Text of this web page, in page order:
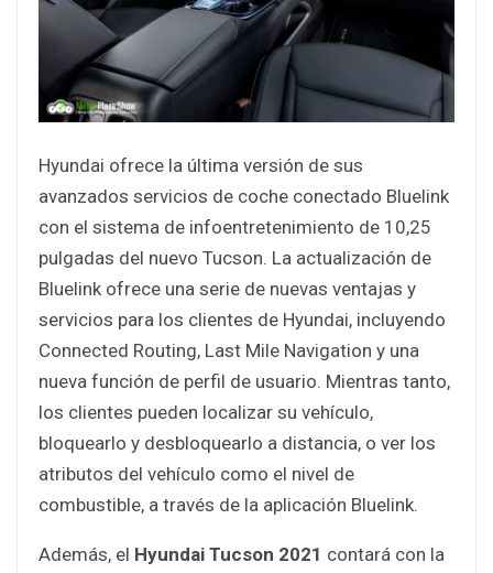
Hyundai ofrece la última versión de sus
avanzados servicios de coche conectado Bluelink
con el sistema de infoentretenimiento de 10,25
pulgadas del nuevo Tucson. La actualización de
Bluelink ofrece una serie de nuevas ventajas y
servicios para los clientes de Hyundai, incluyendo
Connected Routing, Last Mile Navigation y una
nueva función de perfil de usuario. Mientras tanto,
los clientes pueden localizar su vehículo,
bloquearlo y desbloquearlo a distancia, o ver los
atributos del vehículo como el nivel de
combustible, a través de la aplicación Bluelink.
Además, el Hyundai Tucson 2021 contará con la